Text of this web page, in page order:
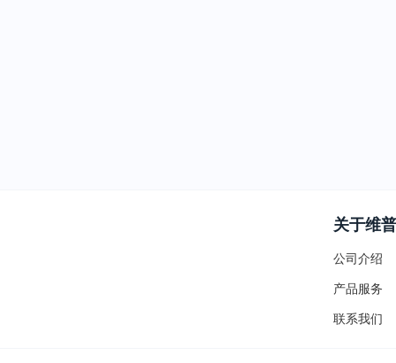
关于维普
公司介绍
产品服务
联系我们